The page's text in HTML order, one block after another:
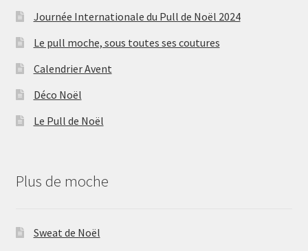
Journée Internationale du Pull de Noël 2024
Le pull moche, sous toutes ses coutures
Calendrier Avent
Déco Noël
Le Pull de Noël
Plus de moche
Sweat de Noël